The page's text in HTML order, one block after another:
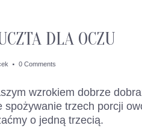
DLA OCZU
0 Comments
wzrokiem dobrze
spożywanie trzech porcji
o jedną trzecią.